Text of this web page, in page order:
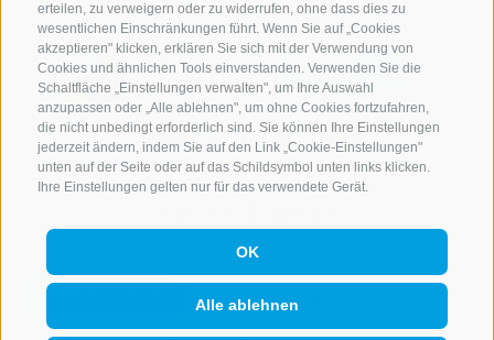
erteilen, zu verweigern oder zu widerrufen, ohne dass dies zu
wesentlichen Einschränkungen führt. Wenn Sie auf „Cookies
akzeptieren" klicken, erklären Sie sich mit der Verwendung von
Cookies und ähnlichen Tools einverstanden. Verwenden Sie die
Schaltfläche „Einstellungen verwalten", um Ihre Auswahl
anzupassen oder „Alle ablehnen", um ohne Cookies fortzufahren,
die nicht unbedingt erforderlich sind. Sie können Ihre Einstellungen
jederzeit ändern, indem Sie auf den Link „Cookie-Einstellungen"
unten auf der Seite oder auf das Schildsymbol unten links klicken.
Ihre Einstellungen gelten nur für das verwendete Gerät.
OK
Alle ablehnen
KONTAKTIERE UNS
+39 0472 765 521
NEWSLETTER